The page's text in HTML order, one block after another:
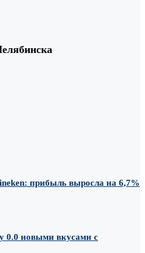
прибыль выросла на 6,7%
0.0 новыми вкусами с